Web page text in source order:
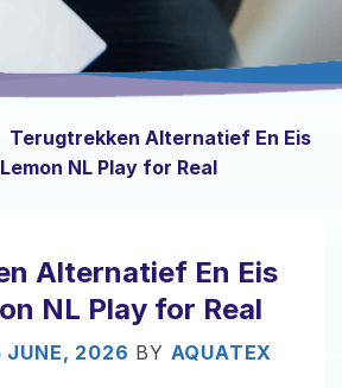
Terugtrekken Alternatief En Eis
NL Play for Real
Alternatief En Eis
NL Play for Real
JUNE, 2026 BY AQUATEX